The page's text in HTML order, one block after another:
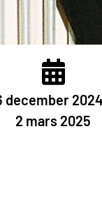
december
2 mars 2025